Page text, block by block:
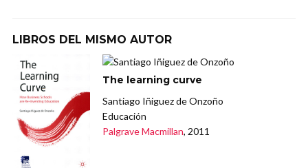
LIBROS DEL MISMO AUTOR
The learning curve
Santiago Iñiguez de Onzoño
Educación
Palgrave Macmillan, 2011